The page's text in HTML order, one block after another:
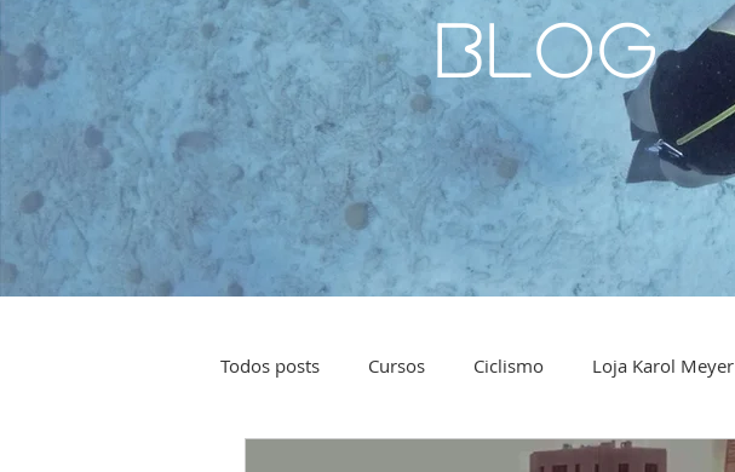
BLOG
Todos posts Cursos Ciclismo Loja Karol Meyer